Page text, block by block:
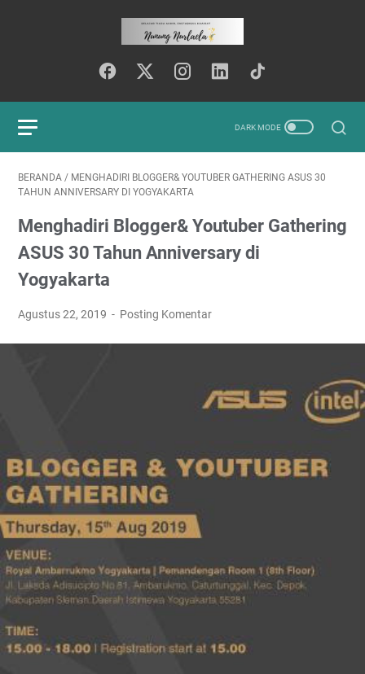
BERANDA / MENGHADIRI BLOGGER& YOUTUBER GATHERING ASUS 30
TAHUN ANNIVERSARY DI YOGYAKARTA
Menghadiri Blogger& Youtuber Gathering
ASUS 30 Tahun Anniversary di
Yogyakarta
Agustus 22, 2019 Posting Komentar